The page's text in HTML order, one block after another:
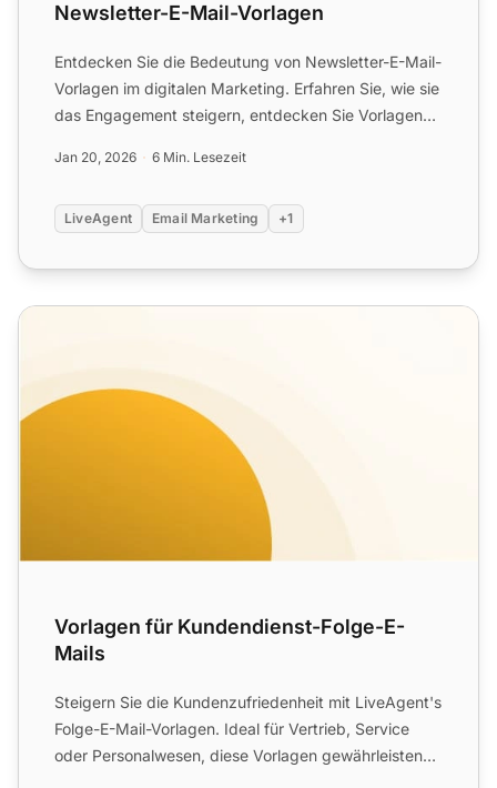
Newsletter-E-Mail-Vorlagen
Entdecken Sie die Bedeutung von Newsletter-E-Mail-
Vorlagen im digitalen Marketing. Erfahren Sie, wie sie
das Engagement steigern, entdecken Sie Vorlagen
Jan 20, 2026 6 Min. Lesezeit
LiveAgent Email Marketing +1
Vorlagen für Kundendienst-Folge-E-Mails
Vorlagen für Kundendienst-Folge-E-
Mails
Steigern Sie die Kundenzufriedenheit mit LiveAgent's
Folge-E-Mail-Vorlagen. Ideal für Vertrieb, Service
oder Personalwesen, diese Vorlagen gewährleisten